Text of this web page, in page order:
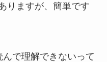
りますが、簡単です
で理解できないって